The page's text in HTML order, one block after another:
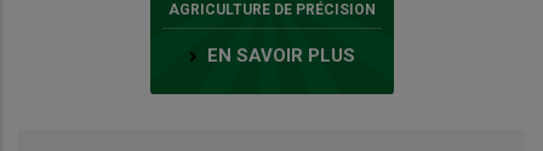
AGRICULTURE DE PRÉCISION
EN SAVOIR PLUS